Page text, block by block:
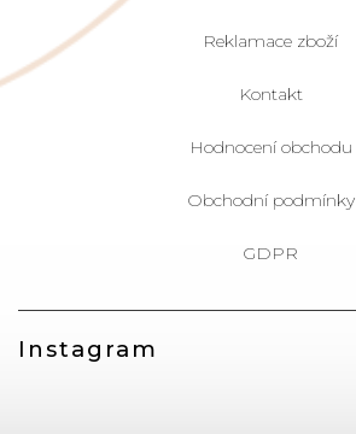
Instagram
Reklamace zboží
Kontakt
Hodnocení obchodu
Obchodní podmínky
GDPR